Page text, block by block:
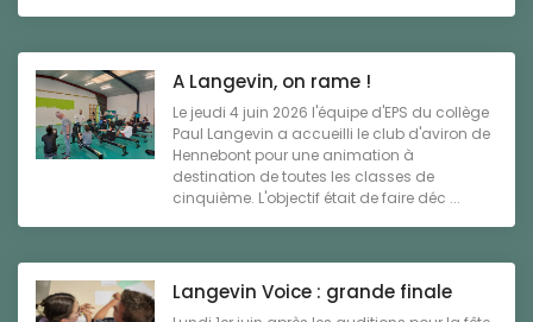
A Langevin, on rame !
Le jeudi 4 juin 2026 l'équipe d'EPS du collège
Paul Langevin a accueilli le club d'aviron de
Hennebont pour une animation à
destination de toutes les classes de
cinquième. L'objectif était de faire déc ...
Langevin Voice : grande finale